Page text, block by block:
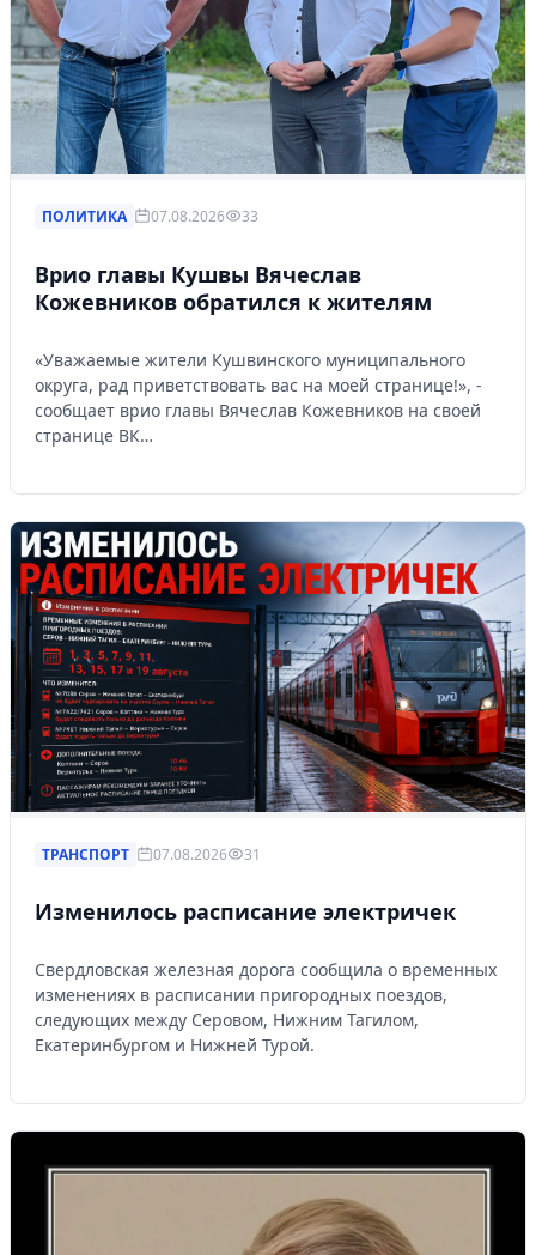
ПОЛИТИКА 07.08.2026 33
Врио главы Кушвы Вячеслав
Кожевников обратился к жителям
«Уважаемые жители Кушвинского муниципального
округа, рад приветствовать вас на моей странице!», -
сообщает врио главы Вячеслав Кожевников на своей
странице ВК…
ТРАНСПОРТ 07.08.2026 31
Изменилось расписание электричек
Свердловская железная дорога сообщила о временных
изменениях в расписании пригородных поездов,
следующих между Серовом, Нижним Тагилом,
Екатеринбургом и Нижней Турой.